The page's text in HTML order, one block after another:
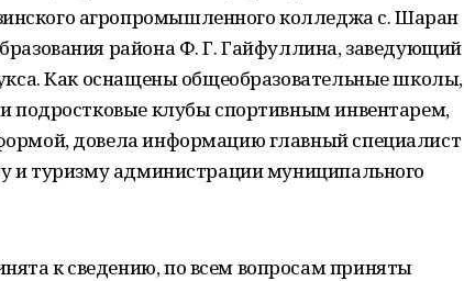
агропромышленного колледжа с. Шаран
района Ф. Г. Гайфуллина, заведующий
Как оснащены общеобразовательные школы,
подростковые клубы спортивным инвентарем,
довела информацию главный специалист
и туризму администрации муниципального
к сведению, по всем вопросам приняты